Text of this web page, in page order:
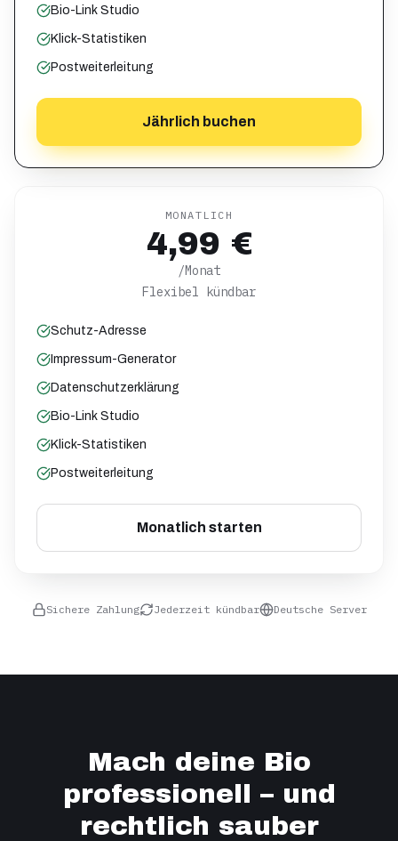
Bio-Link Studio
Klick-Statistiken
Postweiterleitung
Jährlich buchen
MONATLICH
4,99 €
/Monat
Flexibel kündbar
Schutz-Adresse
Impressum-Generator
Datenschutzerklärung
Bio-Link Studio
Klick-Statistiken
Postweiterleitung
Monatlich starten
Sichere Zahlung Jederzeit kündbar Deutsche Server
Mach deine Bio
professionell – und
rechtlich sauber